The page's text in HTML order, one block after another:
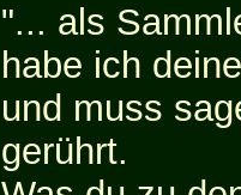
"... als
habe ich
und muss
gerührt.